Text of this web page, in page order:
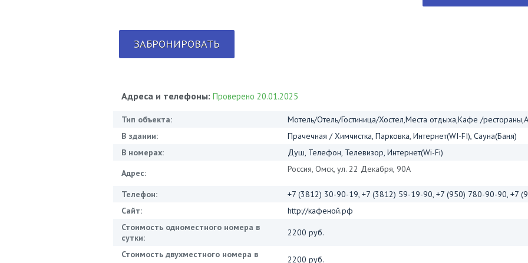
ЗАБРОНИРОВАТЬ
Адреса и телефоны: Проверено 20.01.2025
Тип объекта:
Мотель/Отель/Гостиница/Хостел,Места отдыха,Кафе /
В здании:
Прачечная / Химчистка, Парковка, Интернет(WI-FI), Сауна(Баня)
В номерах:
Душ, Телефон, Телевизор, Интернет(Wi-Fi)
Адрес:
Россия, Омск, ул. 22 Декабря, 90А
Телефон:
+7 (3812) 30-90-19, +7 (3812) 59-19-90, +7 (950) 780-90-90, +7
Сайт:
http://кафеной.рф
Стоимость одноместного номера в
сутки:
2200 руб.
Стоимость двухместного номера в
2200 руб.